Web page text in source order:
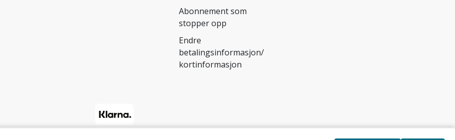
Abonnement som
stopper opp
Endre
betalingsinformasjon/
kortinformasjon